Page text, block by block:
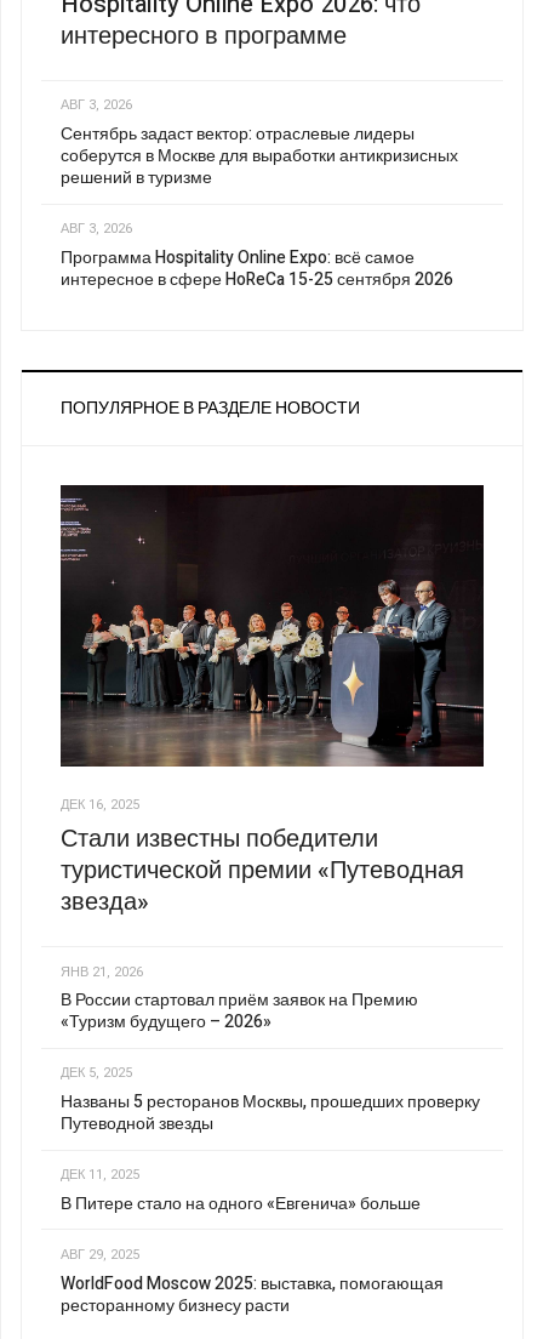
интересного в программе
АВГ 3, 2026
Сентябрь задаст вектор: отраслевые лидеры
соберутся в Москве для выработки антикризисных
решений в туризме
АВГ 3, 2026
Программа Hospitality Online Expo: всё самое
интересное в сфере HoReCa 15-25 сентября 2026
ПОПУЛЯРНОЕ В РАЗДЕЛЕ НОВОСТИ
ДЕК 16, 2025
Стали известны победители
туристической премии «Путеводная
звезда»
ЯНВ 21, 2026
В России стартовал приём заявок на Премию
«Туризм будущего – 2026»
ДЕК 5, 2025
Названы 5 ресторанов Москвы, прошедших проверку
Путеводной звезды
ДЕК 11, 2025
В Питере стало на одного «Евгенича» больше
АВГ 29, 2025
WorldFood Moscow 2025: выставка, помогающая
ресторанному бизнесу расти